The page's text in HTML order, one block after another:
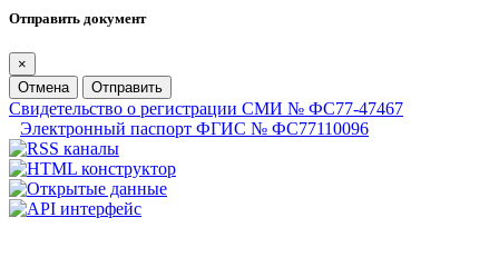
Отправить документ
×
Отмена
Отправить
Свидетельство о регистрации СМИ № ФС77-47467
Электронный паспорт ФГИС № ФС77110096